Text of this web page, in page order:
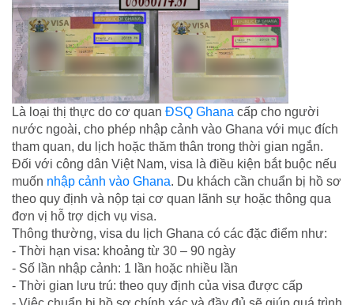
Là loại thị thực do cơ quan ĐSQ Ghana cấp cho người
nước ngoài, cho phép nhập cảnh vào Ghana với mục đích
tham quan, du lịch hoặc thăm thân trong thời gian ngắn.
Đối với công dân Việt Nam, visa là điều kiện bắt buộc nếu
muốn nhập cảnh vào Ghana. Du khách cần chuẩn bị hồ sơ
theo quy định và nộp tại cơ quan lãnh sự hoặc thông qua
đơn vị hỗ trợ dịch vụ visa.
Thông thường, visa du lịch Ghana có các đặc điểm như:
- Thời hạn visa: khoảng từ 30 – 90 ngày
- Số lần nhập cảnh: 1 lần hoặc nhiều lần
- Thời gian lưu trú: theo quy định của visa được cấp